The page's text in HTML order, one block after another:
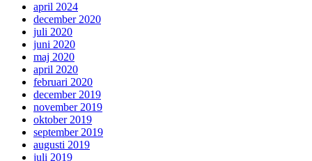
april 2024
december 2020
juli 2020
juni 2020
maj 2020
april 2020
februari 2020
december 2019
november 2019
oktober 2019
september 2019
augusti 2019
juli 2019